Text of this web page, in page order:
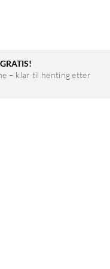
– klar til henting etter